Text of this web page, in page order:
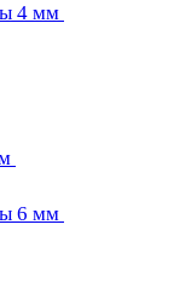
4 мм
6 мм